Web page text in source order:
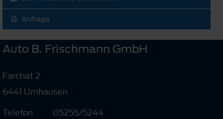
Anfrage
Auto B. Frischmann GmbH
Farchat 2
6441 Umhausen
Telefon
05255/5244